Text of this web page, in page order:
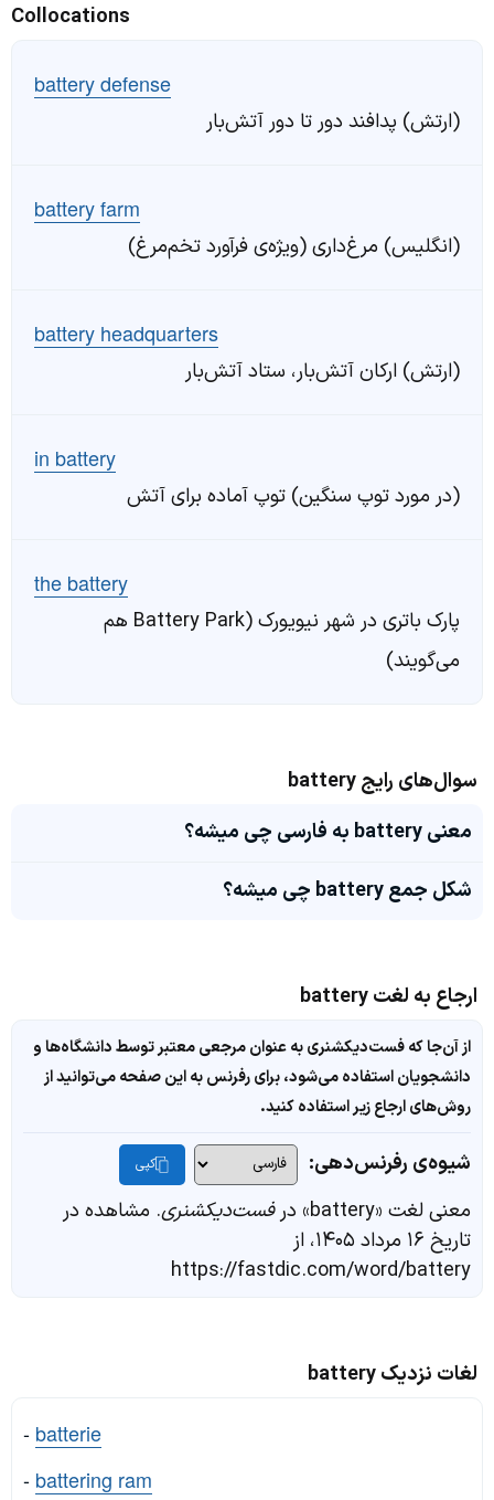
Collocations
battery defense
(ارتش) پدافند دور تا دور آتش‌بار
battery farm
(انگلیس) مرغ‌داری (ویژه‌ی فرآورد تخم‌مرغ)
battery headquarters
(ارتش) ارکان آتش‌بار، ستاد آتش‌بار
in battery
(در مورد توپ سنگین) توپ آماده برای آتش
the battery
پارک باتری در شهر نیویورک (Battery Park هم
می‌گویند)
سوال‌های رایج battery
معنی battery به فارسی چی میشه؟
شکل جمع battery چی میشه؟
ارجاع به لغت battery
از آن‌جا که فست‌دیکشنری به عنوان مرجعی معتبر توسط دانشگاه‌ها و
دانشجویان استفاده می‌شود، برای رفرنس به این صفحه می‌توانید از
روش‌های ارجاع زیر استفاده کنید.
شیوه‌ی رفرنس‌دهی: کپی
معنی لغت «battery» در فست‌دیکشنری. مشاهده در
تاریخ ۱۶ مرداد ۱۴۰۵، از
https://fastdic.com/word/battery
لغات نزدیک battery
- batterie
- battering ram